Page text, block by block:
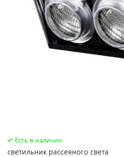
Есть в наличии
светильник рассеяного света